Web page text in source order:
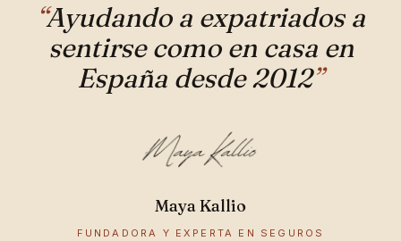
“Ayudando a expatriados a
sentirse como en casa en
España desde 2012”
Maya Kallio
FUNDADORA Y EXPERTA EN SEGUROS